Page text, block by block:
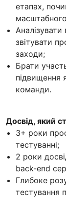
етапах,
звітувати
заходи;
Брати
підвищення
команди.
Досвід, який
3+ роки
тестуванні;
2 роки
back-end
Глибоке
тестування